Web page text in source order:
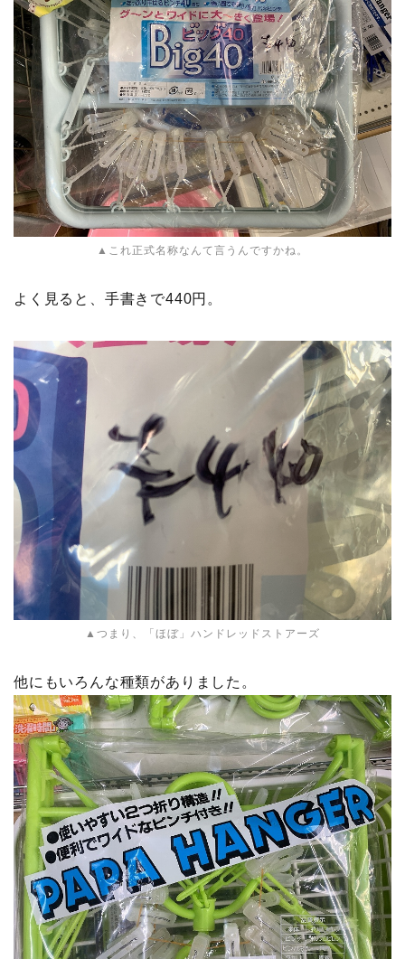
▲これ正式名称なんて言うんですかね。
よく見ると、手書きで440円。
▲つまり、「ほぼ」ハンドレッドストアーズ
他にもいろんな種類がありました。